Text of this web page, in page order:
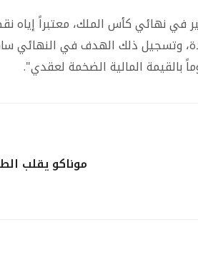
في نهائي كأس الملك، معتبراً إياه
وتسجيل ذلك الهدف في النهائي
بالقيمة المالية الضخمة لعقدي".
موناكو يقلب